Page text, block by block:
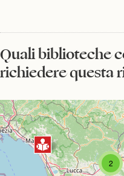
Quali biblioteche
richiedere questa
2